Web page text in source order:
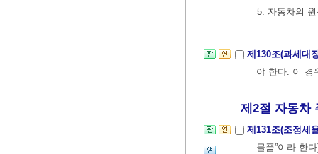
5. 자동차의
제130조(과세대
야 한다. 이 경
제2절 자동차
제131조(조정세
물품”이라 한